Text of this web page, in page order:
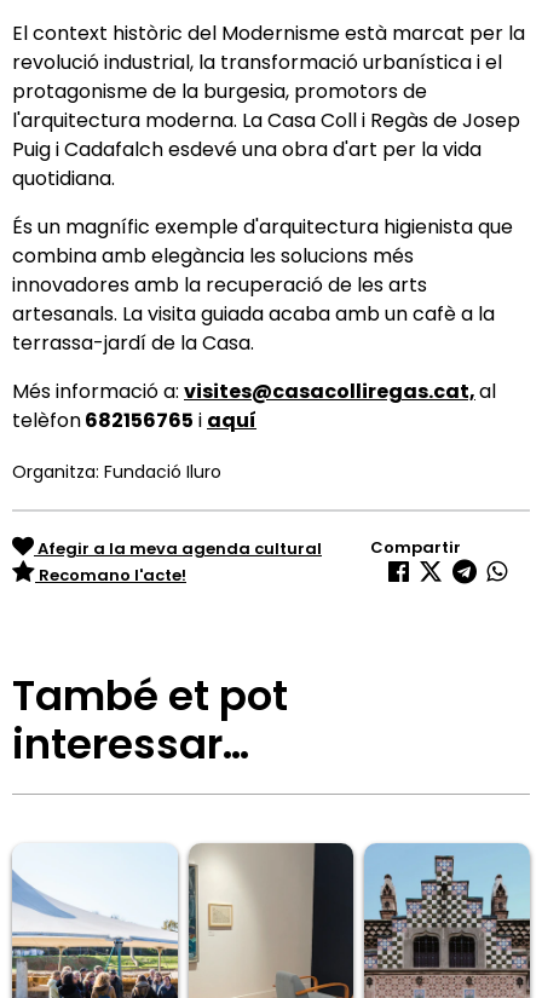
El context històric del Modernisme està marcat per la
revolució industrial, la transformació urbanística i el
protagonisme de la burgesia, promotors de
l'arquitectura moderna. La Casa Coll i Regàs de Josep
Puig i Cadafalch esdevé una obra d'art per la vida
quotidiana.
És un magnífic exemple d'arquitectura higienista que
combina amb elegància les solucions més
innovadores amb la recuperació de les arts
artesanals. La visita guiada acaba amb un cafè a la
terrassa-jardí de la Casa.
Més informació a: visites@casacolliregas.cat,al
telèfon682156765 i aquí
Organitza: Fundació Iluro
Afegir a la meva agenda cultural
Recomano l'acte!
Compartir
També et pot
interessar…